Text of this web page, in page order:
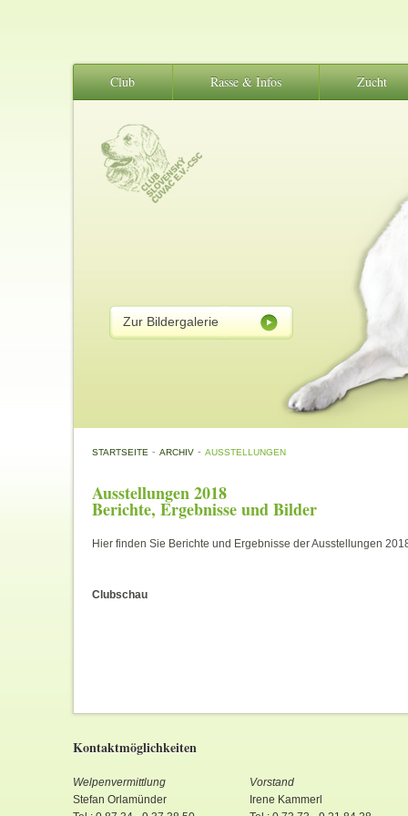
Club Rasse & Infos Zucht
Zur Bildergalerie
STARTSEITE - ARCHIV - AUSSTELLUNGEN
Ausstellungen 2018
Berichte, Ergebnisse und Bilder
Hier finden Sie Berichte und Ergebnisse der Ausstellungen
Clubschau
Kontaktmöglichkeiten
Welpenvermittlung
Stefan Orlamünder
Vorstand
Irene Kammerl